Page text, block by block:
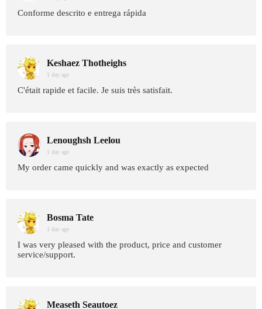
Conforme descrito e entrega rápida
Keshaez Thotheighs
1 day age
C'était rapide et facile. Je suis très satisfait.
Lenoughsh Leelou
1 day age
My order came quickly and was exactly as expected
Bosma Tate
1 day age
I was very pleased with the product, price and customer
service/support.
Measeth Seautoez